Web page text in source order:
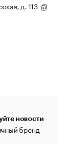
д. 113
новости
бренд